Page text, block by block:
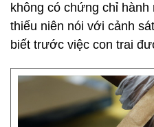
không có chứng chỉ
thiếu niên nói với cảnh
biết trước việc con trai